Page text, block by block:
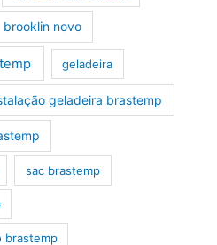
brooklin novo
geladeira
geladeira brastemp
sac brastemp
brastemp